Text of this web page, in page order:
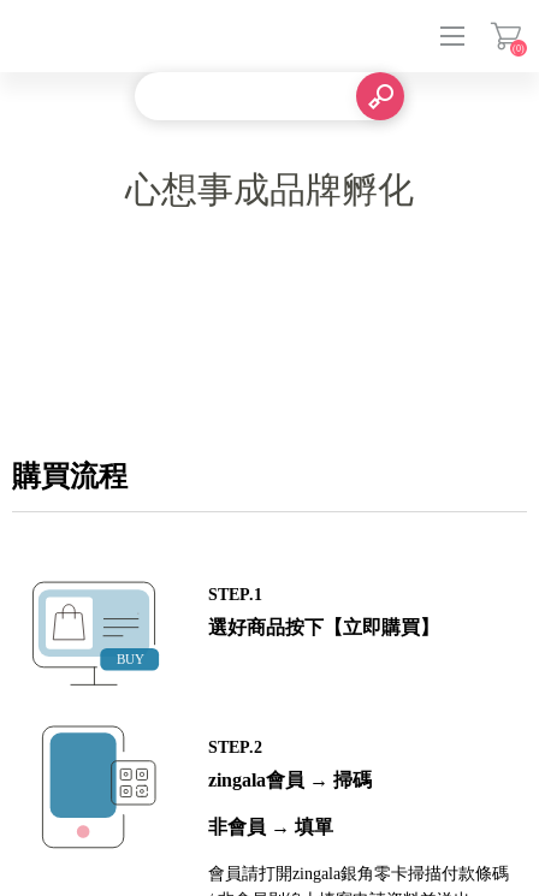
(0)
心想事成品牌孵化
購買流程
STEP.1
選好商品按下【立即購買】
STEP.2
zingala會員 → 掃碼
非會員 → 填單
會員請打開zingala銀角零卡掃描付款條碼